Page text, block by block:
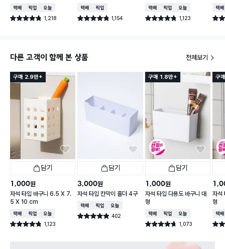
택배배송매장픽업오늘배송
별점 4.8점 1,218
건 작성
16.5 cm
택배배송매장픽업
별점 4.8점 1,154
건 작성
5 X 10 cm
택배배송매장픽업오늘배송
별점 4.8점 1,123
건 작성
택배
별점
다른 고객이 함께 본 상품 전체보기
구매 2.9만+
담기
1,000원
자석 타입 바구니 6.5 X 7.
5 X 10 cm
택배배송매장픽업오늘배송
별점 4.8점 1,123
건 작성
담기
3,000원
자석 타입 칸막이 홀더 4구
택배배송매장픽업오늘배송
별점 4.9점 402
건 작성
구매 1.8만+
담기
1,000원
자석 타입 다용도 바구니 대
형
택배배송매장픽업오늘배송
별점 4.7점 1,073
건 작성
구
자석
형
택배
별점